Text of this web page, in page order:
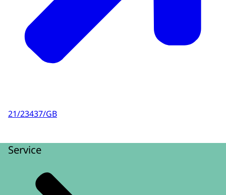
21/23437/GB
Service